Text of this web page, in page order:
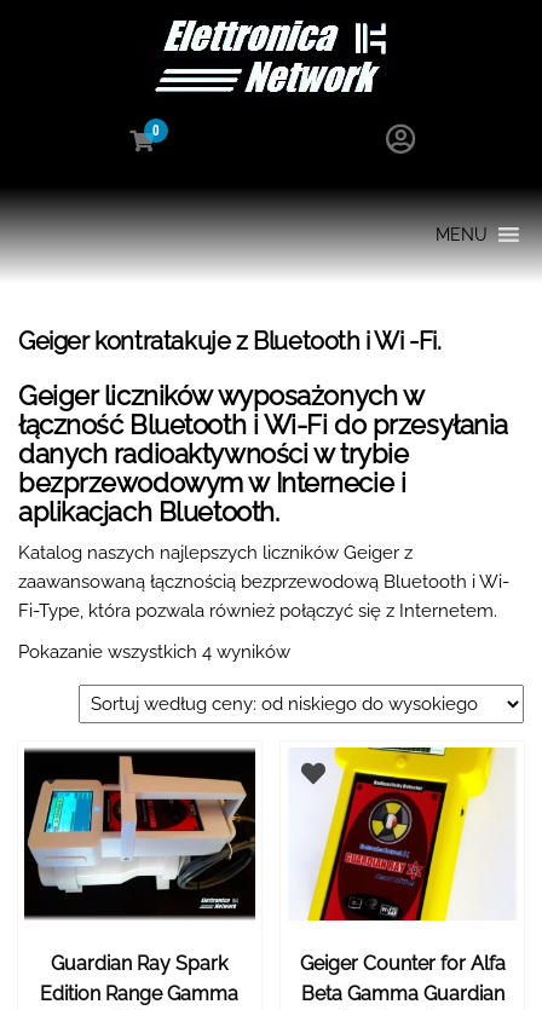
0
MENU
Geiger kontratakuje z Bluetooth i Wi -Fi.
Geiger liczników wyposażonych w
łączność Bluetooth i Wi-Fi do przesyłania
danych radioaktywności w trybie
bezprzewodowym w Internecie i
aplikacjach Bluetooth.
Katalog naszych najlepszych liczników Geiger z
zaawansowaną łącznością bezprzewodową Bluetooth i Wi-
Fi-Type, która pozwala również połączyć się z Internetem.
Pokazanie wszystkich 4 wyników
Guardian Ray Spark
Edition Range Gamma
Geiger Counter for Alfa
Beta Gamma Guardian